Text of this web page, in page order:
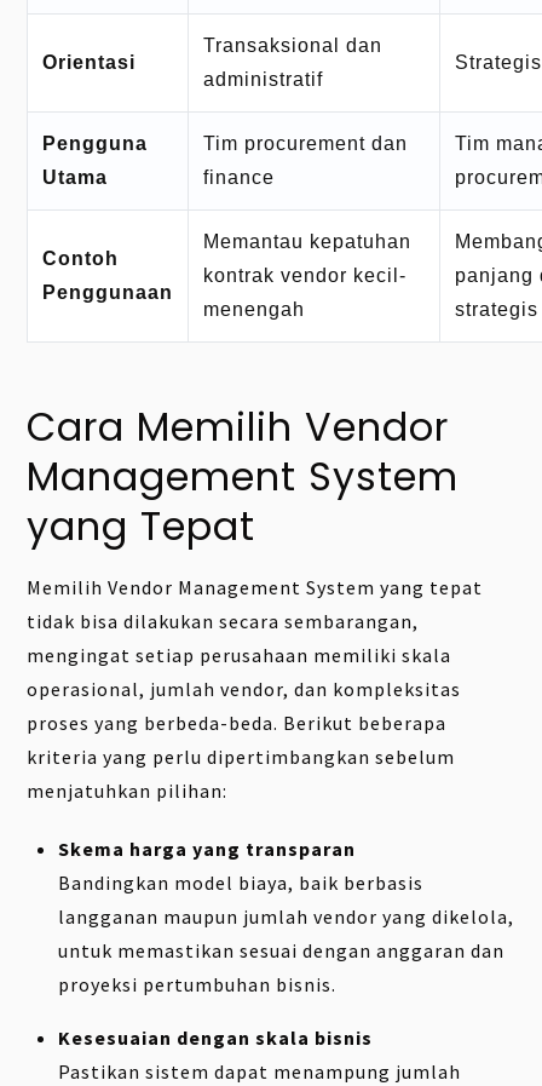
Orientasi
Transaksional dan
administratif
Pengguna
Utama
Tim procurement dan
finance
Tim
Contoh
Penggunaan
Memantau kepatuhan
kontrak vendor kecil-
menengah
panjang
strategis
Cara Memilih Vendor
Management System
yang Tepat
Memilih Vendor Management System yang tepat
tidak bisa dilakukan secara sembarangan,
mengingat setiap perusahaan memiliki skala
operasional, jumlah vendor, dan kompleksitas
proses yang berbeda-beda. Berikut beberapa
kriteria yang perlu dipertimbangkan sebelum
menjatuhkan pilihan:
Skema harga yang transparan
Bandingkan model biaya, baik berbasis
langganan maupun jumlah vendor yang dikelola,
untuk memastikan sesuai dengan anggaran dan
proyeksi pertumbuhan bisnis.
Kesesuaian dengan skala bisnis
Pastikan sistem dapat menampung jumlah